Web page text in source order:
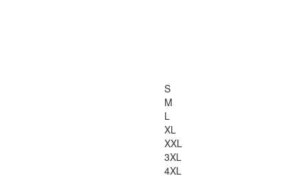
S
M
L
XL
XXL
3XL
4XL